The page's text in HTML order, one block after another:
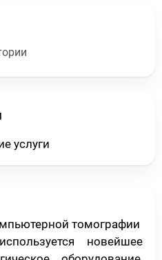
услуги
томографии
новейшее